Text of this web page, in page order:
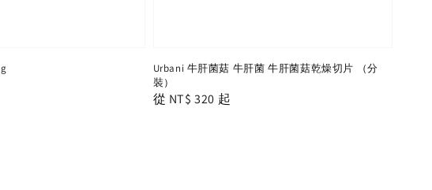
Urbani 牛肝菌菇 牛肝菌 牛肝菌菇乾燥切片 （分
裝）
Regular
從 NT$ 320 起